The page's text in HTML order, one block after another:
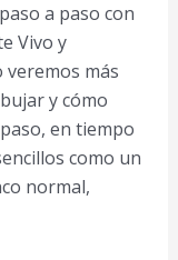
a paso con
Vivo y
más
y cómo
en tiempo
como un
normal,